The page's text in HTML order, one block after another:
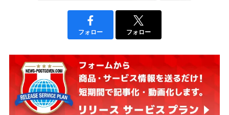
フォロー フォロー